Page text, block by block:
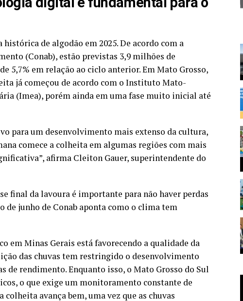
de algodão em 2025. De acordo com a
(Conab), estão previstas 3,9 milhões de
5,7% em relação ao ciclo anterior. Em Mato Grosso,
já começou de acordo com o Instituto Mato-
(Imea), porém ainda em uma fase muito inicial até
para um desenvolvimento mais extenso da cultura,
comece a colheita em algumas regiões com mais
afirma Cleiton Gauer, superintendente do
final da lavoura é importante para não haver perdas
junho de Conab aponta como o clima tem
em Minas Gerais está favorecendo a qualidade da
das chuvas tem restringido o desenvolvimento
de rendimento. Enquanto isso, o Mato Grosso do Sul
o que exige um monitoramento constante de
colheita avança bem, uma vez que as chuvas